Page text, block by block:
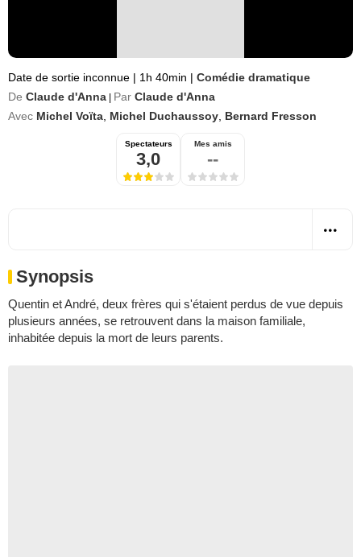
Date de sortie inconnue | 1h 40min | Comédie dramatique
De Claude d'Anna Par Claude d'Anna
Avec Michel Voïta Michel Duchaussoy Bernard Fresson
Spectateurs
3,0
Mes amis
--
Synopsis
Quentin et André, deux frères qui s'étaient perdus de vue depuis
plusieurs années, se retrouvent dans la maison familiale,
inhabitée depuis la mort de leurs parents.